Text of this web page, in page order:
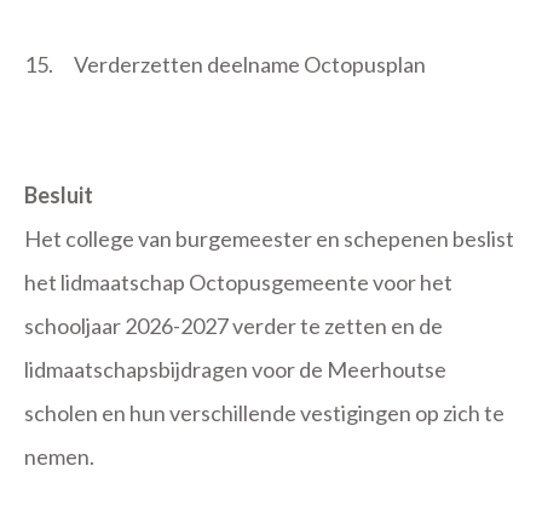
15. Verderzetten deelname Octopusplan
Besluit
Het college van burgemeester en schepenen beslist
het lidmaatschap Octopusgemeente voor het
schooljaar 2026-2027 verder te zetten en de
lidmaatschapsbijdragen voor de Meerhoutse
scholen en hun verschillende vestigingen op zich te
nemen.